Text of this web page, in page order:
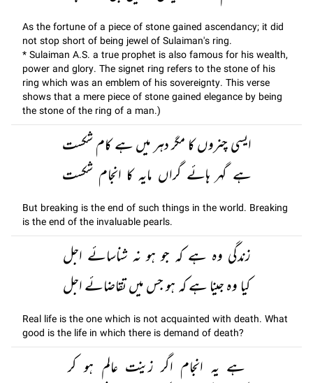
As the fortune of a piece of stone gained ascendancy; it did
not stop short of being jewel of Sulaiman's ring.
* Sulaiman A.S. a true prophet is also famous for his wealth,
power and glory. The signet ring refers to the stone of his
ring which was an emblem of his sovereignty. This verse
shows that a mere piece of stone gained elegance by being
the stone of the ring of a man.)
ایسی چنروں کا مگر دہر میں ہے کام شکست
ہے گہر ہائے گراں مایہ کا انجام شکست
But breaking is the end of such things in the world. Breaking
is the end of the invaluable pearls.
زندگی وہ ہے کہ جو ہو نہ شناسائے اجل
کیا وہ جینا ہے کہ ہو جس میں تقاضائے اجل
Real life is the one which is not acquainted with death. What
good is the life in which there is demand of death?
ہے یہ انجام اگر زینت عالم ہو کر